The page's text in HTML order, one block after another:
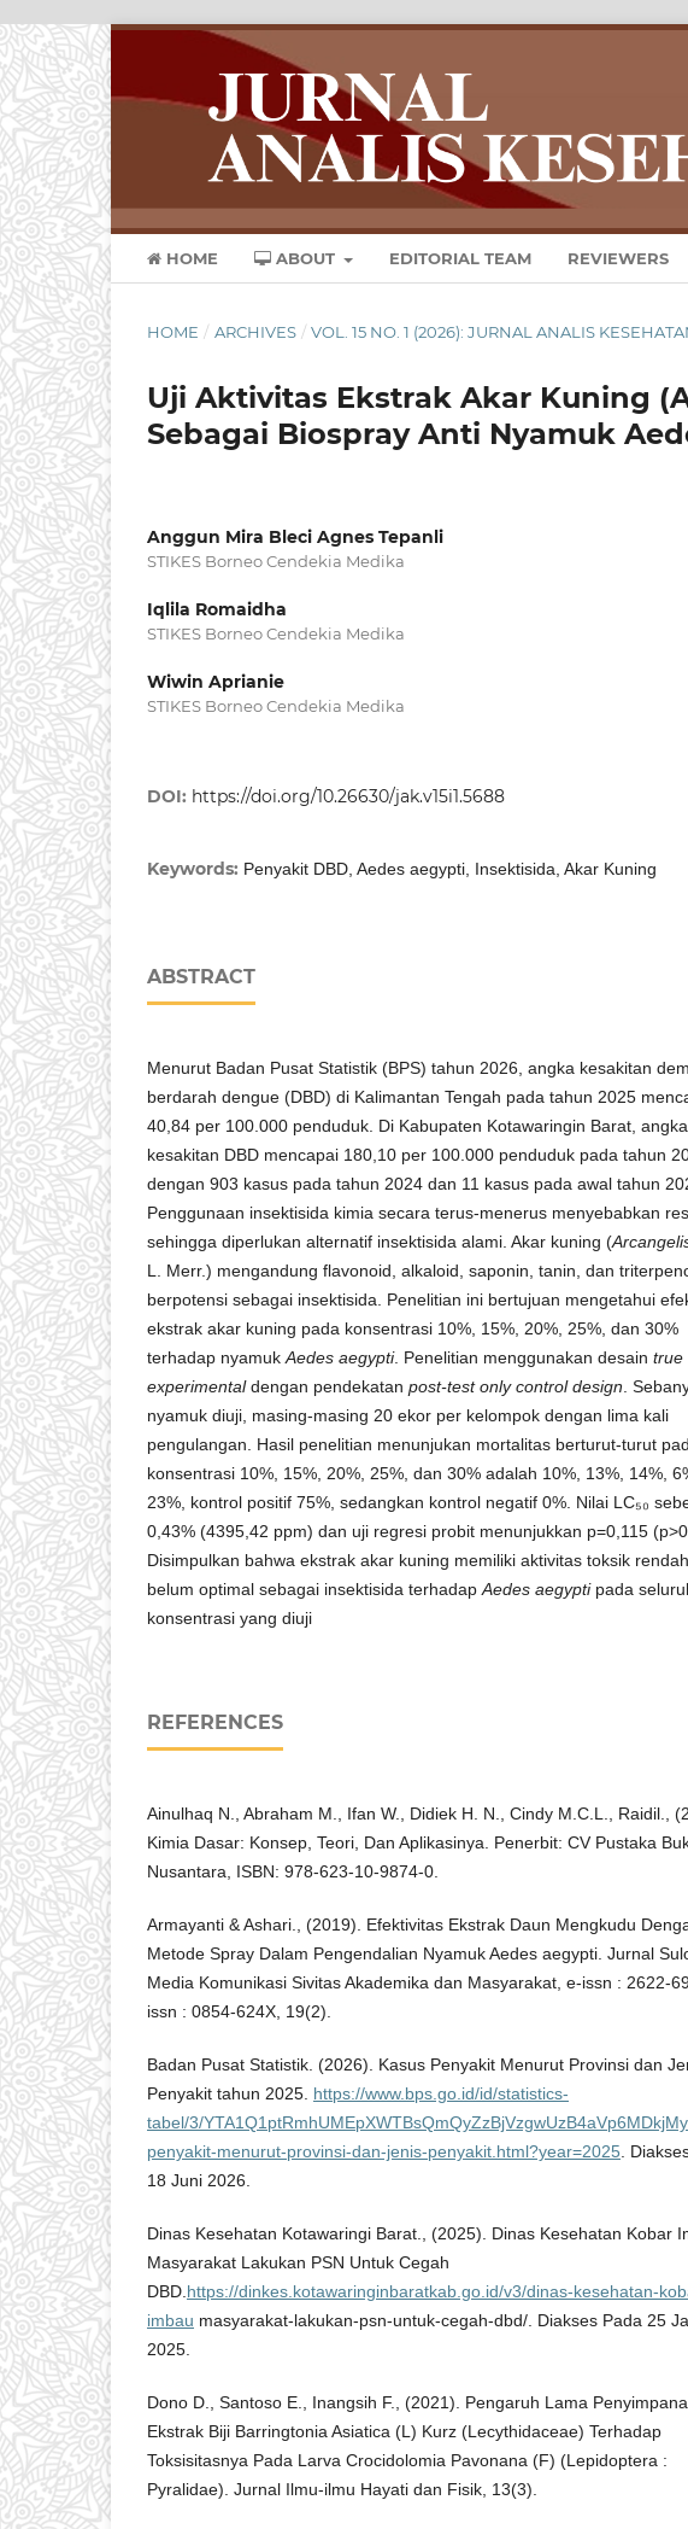
HOME ABOUT EDITORIAL TEAM REVIEWERS
HOME / ARCHIVES / VOL. 15 NO. 1 (2026): JURNAL ANALIS
Uji Aktivitas Ekstrak Akar Kuning
Sebagai Biospray Anti Nyamuk
Anggun Mira Bleci Agnes Tepanli
STIKES Borneo Cendekia Medika
Iqlila Romaidha
STIKES Borneo Cendekia Medika
Wiwin Aprianie
STIKES Borneo Cendekia Medika
DOI: https://doi.org/10.26630/jak.v15i1.5688
Keywords: Penyakit DBD, Aedes aegypti, Insektisida, Akar Kuning
ABSTRACT
Menurut Badan Pusat Statistik (BPS) tahun 2026, angka kesakitan
berdarah dengue (DBD) di Kalimantan Tengah pada tahun 2025
40,84 per 100.000 penduduk. Di Kabupaten Kotawaringin Barat, angka
kesakitan DBD mencapai 180,10 per 100.000 penduduk pada tahun
dengan 903 kasus pada tahun 2024 dan 11 kasus pada awal tahun
Penggunaan insektisida kimia secara terus-menerus menyebabkan
sehingga diperlukan alternatif insektisida alami. Akar kuning (
L. Merr.) mengandung flavonoid, alkaloid, saponin, tanin, dan
berpotensi sebagai insektisida. Penelitian ini bertujuan mengetahui
ekstrak akar kuning pada konsentrasi 10%, 15%, 20%, 25%, dan 30%
terhadap nyamukAedes aegypti. Penelitian menggunakan desain true
experimentaldengan pendekatan post-test only control design.
nyamuk diuji, masing-masing 20 ekor per kelompok dengan lima kali
pengulangan. Hasil penelitian menunjukan mortalitas berturut-turut
konsentrasi 10%, 15%, 20%, 25%, dan 30% adalah 10%, 13%, 14%,
23%, kontrol positif 75%, sedangkan kontrol negatif 0%. Nilai LC₅₀
0,43% (4395,42 ppm) dan uji regresi probit menunjukkan p=0,115
Disimpulkan bahwa ekstrak akar kuning memiliki aktivitas toksik
belum optimal sebagai insektisida terhadapAedes aegyptipada
konsentrasi yang diuji
REFERENCES
Ainulhaq N., Abraham M., Ifan W., Didiek H. N., Cindy M.C.L., Raidil.,
Kimia Dasar: Konsep, Teori, Dan Aplikasinya. Penerbit: CV Pustaka
Nusantara, ISBN: 978-623-10-9874-0.
Armayanti & Ashari., (2019). Efektivitas Ekstrak Daun Mengkudu
Metode Spray Dalam Pengendalian Nyamuk Aedes aegypti. Jurnal
Media Komunikasi Sivitas Akademika dan Masyarakat, e-issn : 2622-
issn : 0854-624X, 19(2).
Badan Pusat Statistik. (2026). Kasus Penyakit Menurut Provinsi dan
Penyakit tahun 2025. https://www.bps.go.id/id/statistics-
tabel/3/
penyakit-menurut-provinsi-dan-jenis-penyakit.html?year=2025.
18 Juni 2026.
Dinas Kesehatan Kotawaringi Barat., (2025). Dinas Kesehatan Kobar
Masyarakat Lakukan PSN Untuk Cegah
DBD.https://dinkes.kotawaringinbaratkab.go.id/v3/dinas-kesehatan-
imbau masyarakat-lakukan-psn-untuk-cegah-dbd/. Diakses Pada 25
2025.
Dono D., Santoso E., Inangsih F., (2021). Pengaruh Lama
Ekstrak Biji Barringtonia Asiatica (L) Kurz (Lecythidaceae) Terhadap
Toksisitasnya Pada Larva Crocidolomia Pavonana (F) (Lepidoptera :
Pyralidae). Jurnal Ilmu-ilmu Hayati dan Fisik, 13(3).